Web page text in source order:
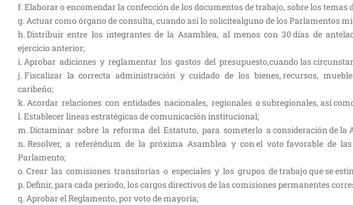
f. Elaborar o encomendar la confección de los documentos de trabajo, sobre los temas
g. Actuar como órgano de consulta, cuando así lo solicitealguno de los Parlamentos
h. Distribuir entre los integrantes de la Asamblea, al menos con 30 días de
ejercicio anterior;
i. Aprobar adiciones y reglamentar los gastos del presupuesto,cuando las
j. Fiscalizar la correcta administración y cuidado de los bienes, recursos,
caribeño;
k. Acordar relaciones con entidades nacionales, regionales o subregionales, así
l. Establecer líneas estratégicas de comunicación institucional;
m. Dictaminar sobre la reforma del Estatuto, para someterlo a consideración de la
n. Resolver, a referéndum de la próxima Asamblea y con el voto favorable de
Parlamento;
o. Crear las comisiones transitorias o especiales y los grupos de trabajo que se
p. Definir, para cada período, los cargos directivos de las comisiones permanentes
q. Aprobar el Reglamento, por voto de mayoría;